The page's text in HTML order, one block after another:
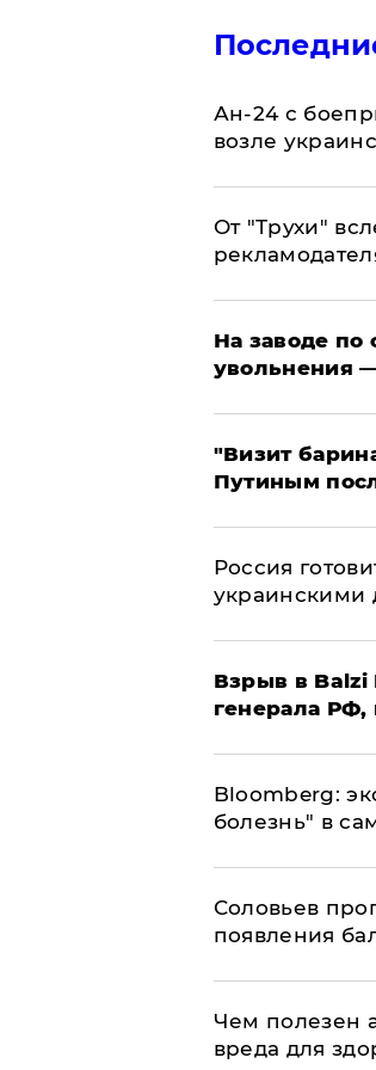
Ан-24 с
возле
От "Трухи"
На заводе по
увольнения
"Визит
Путиным
​Россия
украинскими
​Взрыв в Balzi
генерала РФ,
Bloomberg:
болезнь" в
Соловьев
появления
Чем полезен
вреда для